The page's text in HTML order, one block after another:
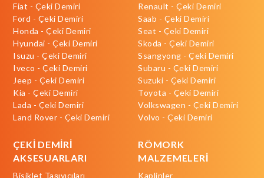
Fiat - Çeki Demiri
Ford - Çeki Demiri
Honda - Çeki Demiri
Hyundai - Çeki Demiri
Isuzu - Çeki Demiri
Iveco - Çeki Demiri
Jeep - Çeki Demiri
Kia - Çeki Demiri
Lada - Çeki Demiri
Land Rover - Çeki Demiri
Renault - Çeki Demiri
Saab - Çeki Demiri
Seat - Çeki Demiri
Skoda - Çeki Demiri
Ssangyong - Çeki Demiri
Subaru - Çeki Demiri
Suzuki - Çeki Demiri
Toyota - Çeki Demiri
Volkswagen - Çeki Demiri
Volvo - Çeki Demiri
ÇEKİ DEMİRİ
AKSESUARLARI
Bisiklet Taşıyıcıları
RÖMORK
MALZEMELERİ
Kaplinler